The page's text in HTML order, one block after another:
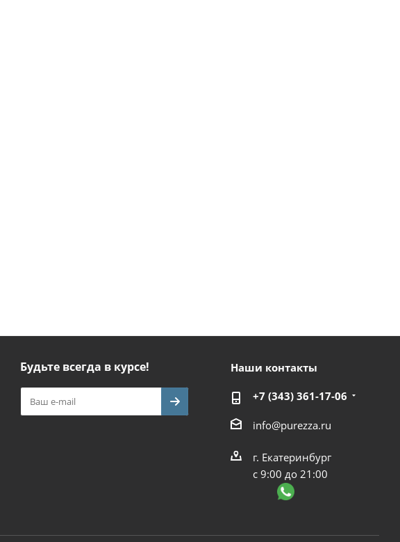
Будьте всегда в курсе! Наши контакты
+7 (343) 361-17-06
info@purezza.ru
г. Екатеринбург
с 9:00 до 21:00